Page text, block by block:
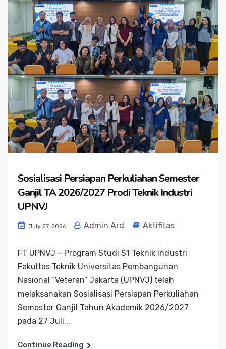
Sosialisasi Persiapan Perkuliahan Semester
Ganjil TA 2026/2027 Prodi Teknik Industri
UPNVJ
July 27, 2026 Admin Ard Aktifitas
FT UPNVJ – Program Studi S1 Teknik Industri
Fakultas Teknik Universitas Pembangunan
Nasional “Veteran” Jakarta (UPNVJ) telah
melaksanakan Sosialisasi Persiapan Perkuliahan
Semester Ganjil Tahun Akademik 2026/2027
pada 27 Juli...
Continue Reading